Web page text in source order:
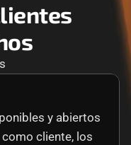
y abiertos
cliente, los